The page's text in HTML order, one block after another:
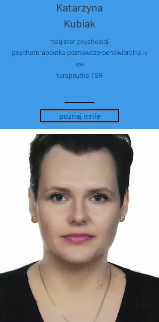
Katarzyna
Kubiak
magister psychologii
psychoterapeutka poznawczo-behawioralna in
spe
terapeutka TSR
poznaj mnie